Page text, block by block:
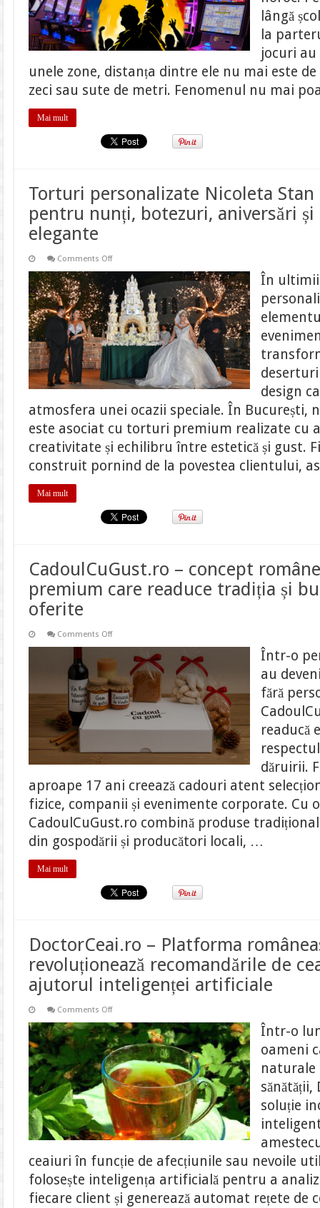
sufocate
de
un
fenomen
scăpat
de
control
lângă
la
jocuri
unele zone, distanța dintre ele nu mai este
zeci sau sute de metri. Fenomenul nu mai
Mai mult
Torturi personalizate Nicoleta
pentru nunți, botezuri, aniversări și
elegante
Comments Offon
personalizate
Nicoleta
Stan
–
torturi
premium
pentru
nunți,
aniversări
evenimente
elegante
În
design
atmosfera unei ocazii speciale. În București,
este asociat cu torturi premium realizate cu
creativitate și echilibru între estetică și gust.
construit pornind de la povestea clientului,
Mai mult
CadoulCuGust.ro – concept
premium care readuce tradiția și
oferite
Comments Offon
concept
românesc
de
cadouri
premium
care
readuce
în
darurile
Într-o
au
fără
readucă
dăruirii.
aproape 17 ani creează cadouri atent
fizice, companii și evenimente corporate. Cu
CadoulCuGust.ro combină produse
din gospodării și producători locali, …
Mai mult
DoctorCeai.ro – Platforma
revoluționează recomandările de
ajutorul inteligenței artificiale
Comments Offon
–
Platforma
românească
ce
revoluționează
recomandările
de
ceaiuri
terapeutice
ajutorul
inteligenței
artificiale
Într-o
oameni
naturale
soluție
ceaiuri în funcție de afecțiunile sau nevoile
folosește inteligența artificială pentru a
fiecare client și generează automat rețete de